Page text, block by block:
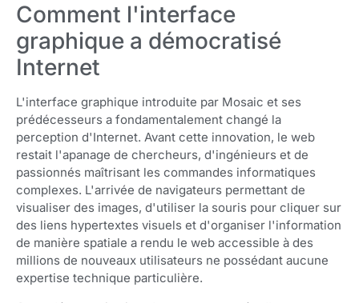
Comment l'interface
graphique a démocratisé
Internet
L'interface graphique introduite par Mosaic et ses
prédécesseurs a fondamentalement changé la
perception d'Internet. Avant cette innovation, le web
restait l'apanage de chercheurs, d'ingénieurs et de
passionnés maîtrisant les commandes informatiques
complexes. L'arrivée de navigateurs permettant de
visualiser des images, d'utiliser la souris pour cliquer sur
des liens hypertextes visuels et d'organiser l'information
de manière spatiale a rendu le web accessible à des
millions de nouveaux utilisateurs ne possédant aucune
expertise technique particulière.